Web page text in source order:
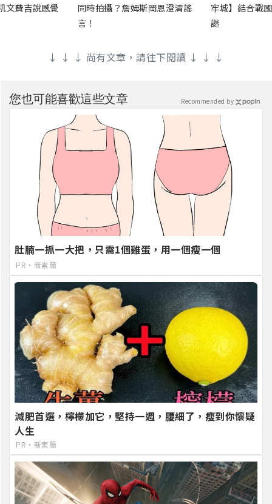
文費吉說感覺
同時拍攝？詹姆斯岡恩澄清謠
言！
牢城】結合戰
謎
↓ ↓ ↓ 尚有文章，請往下閱讀 ↓ ↓ ↓
您也可能喜歡這些文章
肚腩一抓一大把，只需1個雞蛋，用一個瘦一個
PR・新素簡
減肥首選，檸檬加它，堅持一週，腰細了，瘦到你懷疑
人生
PR・新素簡
Recommended by